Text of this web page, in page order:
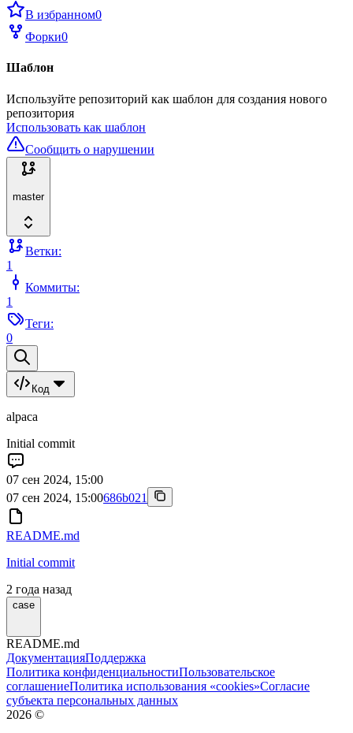
В избранном0
Форки0
Шаблон
Используйте репозиторий как шаблон для создания нового
репозитория
Использовать как шаблон
Сообщить о нарушении
master
Ветки:
1
Коммиты:
1
Теги:
0
Код
alpaca
Initial commit
07 сен 2024, 15:00
07 сен 2024, 15:00686b021
README.md
Initial commit
2 года назад
case
README.md
ДокументацияПоддержка
Политика конфиденциальностиПользовательское
соглашениеПолитика использования «cookies»Согласие
субъекта персональных данных
2026 ©